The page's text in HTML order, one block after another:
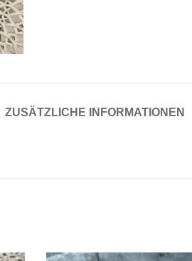
ZUSÄTZLICHE INFORMATIONEN